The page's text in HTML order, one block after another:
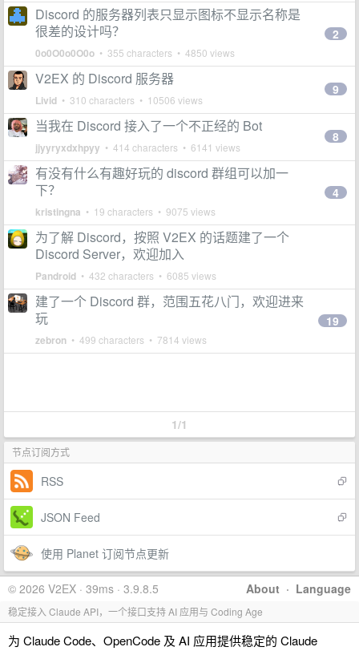
Discord 的服务器列表只显示图标不显示名称是
很差的设计吗？
0o0O0o0O0o • 355 characters • 4850 views
2
V2EX 的 Discord 服务器
Livid • 310 characters • 10506 views
9
当我在 Discord 接入了一个不正经的 Bot
jjyyryxdxhpyy • 414 characters • 6141 views
8
有没有什么有趣好玩的 discord 群组可以加一
下？
kristingna • 19 characters • 9075 views
4
为了解 Discord，按照 V2EX 的话题建了一个
Discord Server，欢迎加入
Pandroid • 432 characters • 6085 views
建了一个 Discord 群，范围五花八门，欢迎进来
玩
zebron • 499 characters • 7814 views
19
1/1
节点订阅方式
RSS
JSON Feed
使用 Planet 订阅节点更新
About · Language
© 2026 V2EX · 39ms · 3.9.8.5
稳定接入 Claude API，一个接口支持 AI 应用与 Coding Age
为 Claude Code、OpenCode 及 AI 应用提供稳定的 Claude